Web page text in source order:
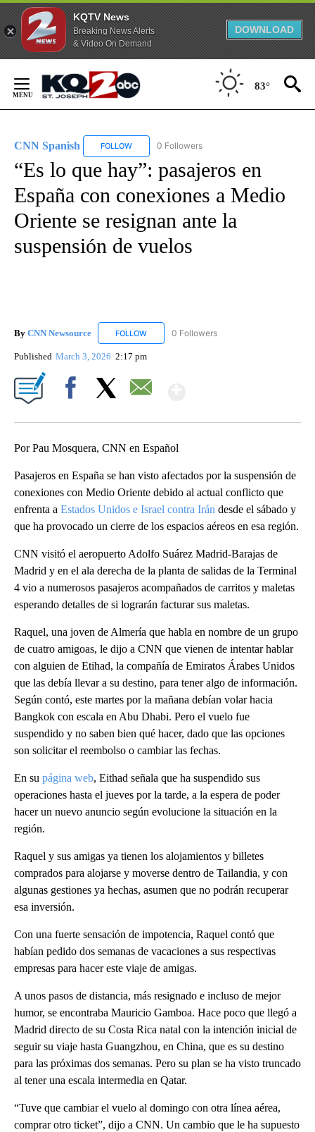
KQTV News
Breaking News Alerts
& Video On Demand
DOWNLOAD
Content
83°
CNN Spanish FOLLOW FOLLOW "CNN SPANISH" TO RECEIVE
0 Followers
“Es lo que hay”: pasajeros en
España con conexiones a Medio
Oriente se resignan ante la
suspensión de vuelos
By CNN Newsource FOLLOW FOLLOW "CNN NEWSOURCE" TO RECEIVE
0 Followers
Published March 3, 2026 2:17 pm
Por Pau Mosquera, CNN en Español
Pasajeros en España se han visto afectados por la suspensión de
conexiones con Medio Oriente debido al actual conflicto que
enfrenta a Estados Unidos e Israel contra Irán desde el sábado y
que ha provocado un cierre de los espacios aéreos en esa región.
CNN visitó el aeropuerto Adolfo Suárez Madrid-Barajas de
Madrid y en el ala derecha de la planta de salidas de la Terminal
4 vio a numerosos pasajeros acompañados de carritos y maletas
esperando detalles de si lograrán facturar sus maletas.
Raquel, una joven de Almería que habla en nombre de un grupo
de cuatro amigoas, le dijo a CNN que vienen de intentar hablar
con alguien de Etihad, la compañía de Emiratos Árabes Unidos
que las debía llevar a su destino, para tener algo de información.
Según contó, este martes por la mañana debían volar hacia
Bangkok con escala en Abu Dhabi. Pero el vuelo fue
suspendido y no saben bien qué hacer, dado que las opciones
son solicitar el reembolso o cambiar las fechas.
En su página web, Eithad señala que ha suspendido sus
operaciones hasta el jueves por la tarde, a la espera de poder
hacer un nuevo anuncio según evolucione la situación en la
región.
Raquel y sus amigas ya tienen los alojamientos y billetes
comprados para alojarse y moverse dentro de Tailandia, y con
algunas gestiones ya hechas, asumen que no podrán recuperar
esa inversión.
Con una fuerte sensación de impotencia, Raquel contó que
habían pedido dos semanas de vacaciones a sus respectivas
empresas para hacer este viaje de amigas.
A unos pasos de distancia, más resignado e incluso de mejor
humor, se encontraba Mauricio Gamboa. Hace poco que llegó a
Madrid directo de su Costa Rica natal con la intención inicial de
seguir su viaje hasta Guangzhou, en China, que es su destino
para las próximas dos semanas. Pero su plan se ha visto truncado
al tener una escala intermedia en Qatar.
“Tuve que cambiar el vuelo al domingo con otra línea aérea,
comprar otro ticket”, dijo a CNN. Un cambio que le ha supuesto